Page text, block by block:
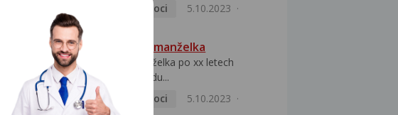
Pohlavní nemoci
5.10.2023
HPV pozitivní manželka
Dobrý den, manželka po xx letech
přivezla z Východu...
Pohlavní nemoci
5.10.2023